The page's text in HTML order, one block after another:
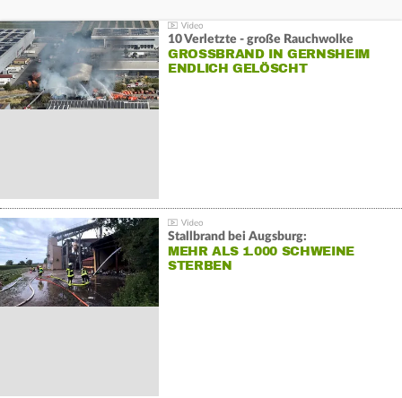
10 Verletzte - große Rauchwolke
GROSSBRAND IN GERNSHEIM E
NDLICH GELÖSCHT
Stallbrand bei Augsburg:
MEHR ALS 1.000 SCHWEINE
STERBEN